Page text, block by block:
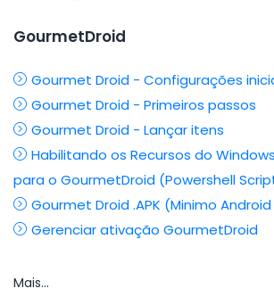
GourmetDroid
Gourmet Droid - Configurações
Gourmet Droid - Primeiros passos
Gourmet Droid - Lançar itens
Habilitando os Recursos do
para o GourmetDroid (Powershell
Gourmet Droid .APK (Minimo Android
Gerenciar ativação GourmetDroid
Mais...